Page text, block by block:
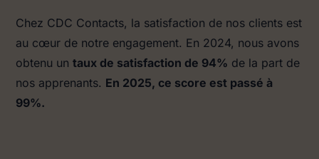
Chez CDC Contacts, la satisfaction de nos clients est
au cœur de notre engagement. En 2024, nous avons
obtenu untaux de satisfaction de 94% de la part de
nos apprenants. En 2025, ce score est passé à
99%.